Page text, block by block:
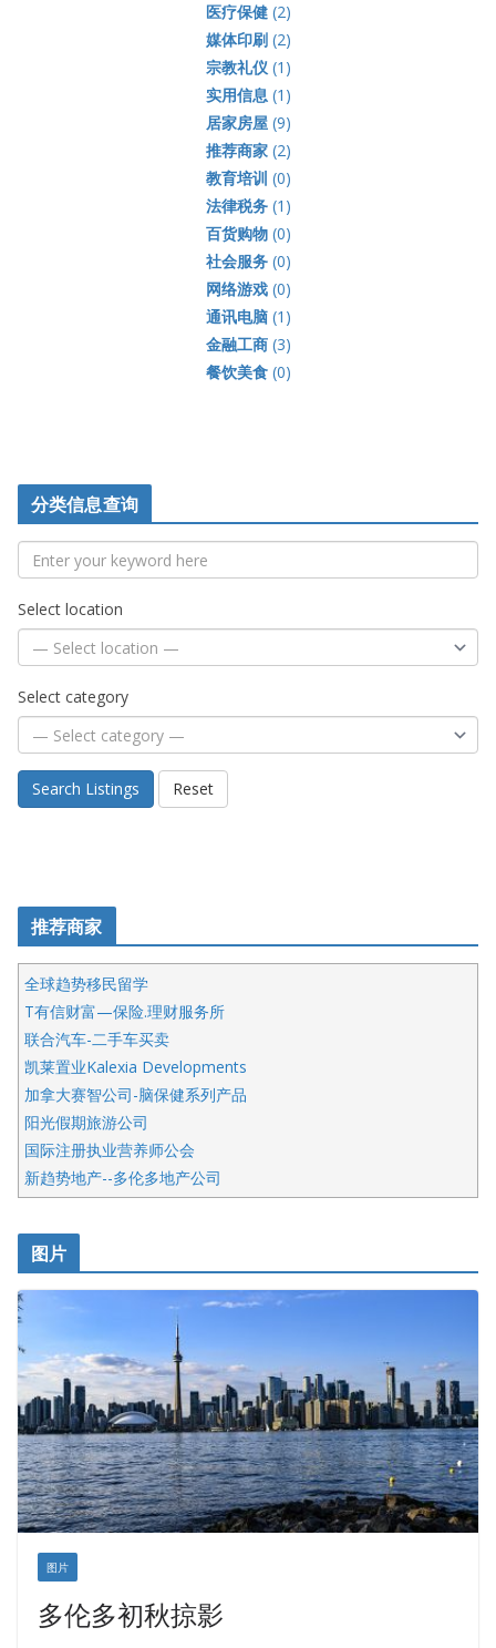
医疗保健(2)
媒体印刷(2)
宗教礼仪(1)
实用信息(1)
居家房屋(9)
推荐商家(2)
教育培训 (0)
法律税务(1)
百货购物(0)
社会服务(0)
网络游戏(0)
通讯电脑(1)
金融工商(3)
餐饮美食(0)
分类信息查询
Select location
Select category
Search Listings Reset
推荐商家
全球趋势移民留学
T有信财富—保险.理财服务所
联合汽车-二手车买卖
凯莱置业Kalexia Developments
加拿大赛智公司-脑保健系列产品
阳光假期旅游公司
国际注册执业营养师公会
新趋势地产--多伦多地产公司
开明车行KS CAR SALES & SERVICE
健健宝公司
皇后金融集团
正点印艺设计
图片
图片
多伦多初秋掠影